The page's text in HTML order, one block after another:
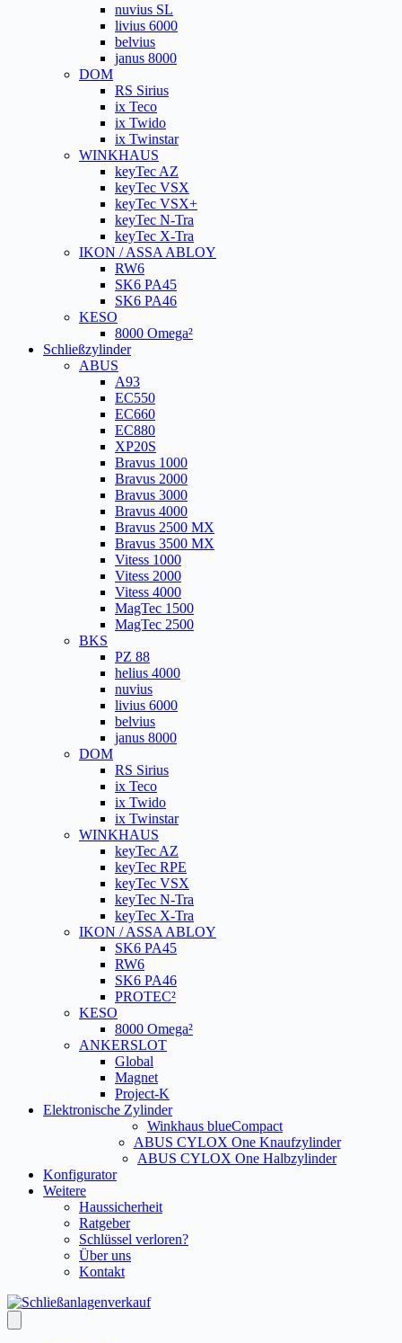
nuvius SL
livius 6000
belvius
janus 8000
DOM
RS Sirius
ix Teco
ix Twido
ix Twinstar
WINKHAUS
keyTec AZ
keyTec VSX
keyTec VSX+
keyTec N-Tra
keyTec X-Tra
IKON / ASSA ABLOY
RW6
SK6 PA45
SK6 PA46
KESO
8000 Omega²
Schließzylinder
ABUS
A93
EC550
EC660
EC880
XP20S
Bravus 1000
Bravus 2000
Bravus 3000
Bravus 4000
Bravus 2500 MX
Bravus 3500 MX
Vitess 1000
Vitess 2000
Vitess 4000
MagTec 1500
MagTec 2500
BKS
PZ 88
helius 4000
nuvius
livius 6000
belvius
janus 8000
DOM
RS Sirius
ix Teco
ix Twido
ix Twinstar
WINKHAUS
keyTec AZ
keyTec RPE
keyTec VSX
keyTec N-Tra
keyTec X-Tra
IKON / ASSA ABLOY
SK6 PA45
RW6
SK6 PA46
PROTEC²
KESO
8000 Omega²
ANKERSLOT
Global
Magnet
Project-K
Elektronische Zylinder
Winkhaus blueCompact
ABUS CYLOX One Knaufzylinder
ABUS CYLOX One Halbzylinder
Konfigurator
Weitere
Haussicherheit
Ratgeber
Schlüssel verloren?
Über uns
Kontakt